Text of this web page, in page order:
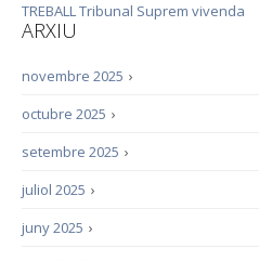
TREBALLTribunal Suprem vivenda
ARXIU
›
novembre 2025
›
octubre 2025
›
setembre 2025
›
juliol 2025
›
juny 2025